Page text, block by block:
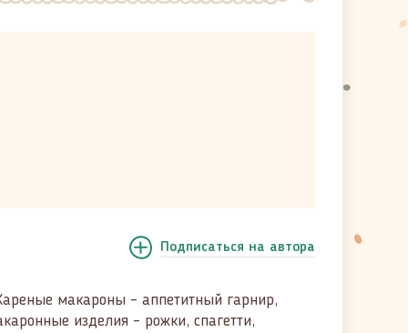
Подписаться на автора
макароны – аппетитный гарнир,
изделия – рожки, спагетти,